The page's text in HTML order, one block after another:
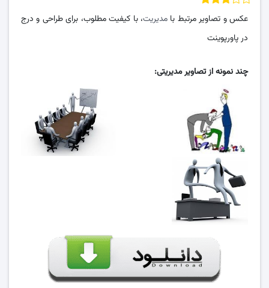
عکس و تصاویر مرتبط بامدیریت، با کیفیت مطلوب، برای طراحی و درج
در پاورپوینت
چند نمونه از تصاویر مدیریتی: